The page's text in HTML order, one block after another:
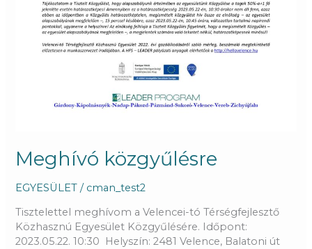
Meghívó közgyűlésre
EGYESÜLET / cman_test2
Tisztelettel meghívom a Velencei-tó Térségfejlesztő
Közhasznú Egyesület Közgyűlésére. Időpont:
2023.05.22. 10:30 Helyszín: 2481 Velence, Balatoni út